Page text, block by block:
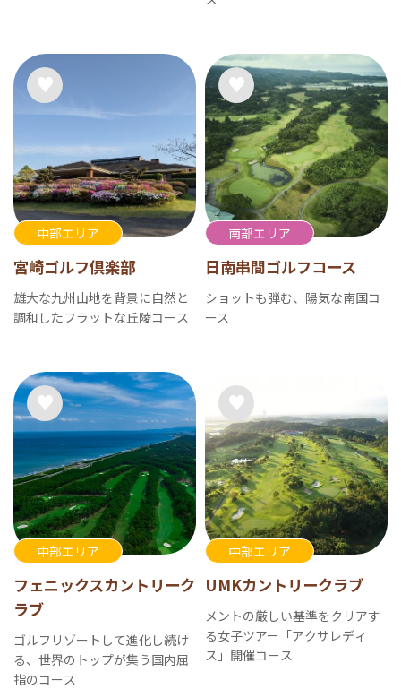
中部エリア
宮崎ゴルフ倶楽部
雄大な九州山地を背景に自然と
調和したフラットな丘陵コース
南部エリア
日南串間ゴルフコース
ショットも弾む、陽気な南国コ
ース
中部エリア
フェニックスカントリーク
ラブ
ゴルフリゾートして進化し続け
る、世界のトップが集う国内屈
指のコース
中部エリア
UMKカントリークラブ
メントの厳しい基準をクリアす
る女子ツアー「アクサレディ
ス」開催コース